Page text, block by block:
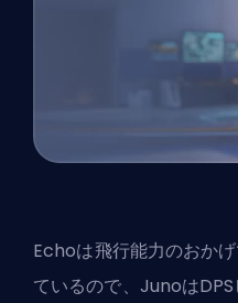
Echoは飛行能力のおか
ているので、Junoは